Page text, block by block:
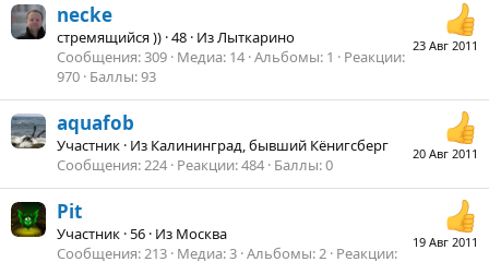
23 Авг 2011
necke
cтремящийся )) ·48 · Из Лыткарино
Сообщения 309 Медиа 14 Альбомы 1
Реакции
970 Баллы 93
20 Авг 2011
aquafob
Участник · Из Калининград, бывший Кёнигсберг
Сообщения 224 Реакции 484 Баллы 0
19 Авг 2011
Pit
Участник ·56 · Из Москва
Сообщения 213 Медиа 3 Альбомы 2 Реакции